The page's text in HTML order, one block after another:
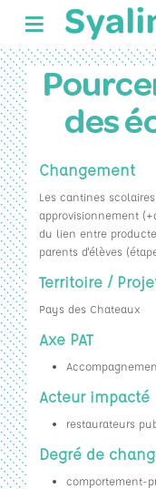
des
Changement
Les cantines
approvisionnement
du lien entre
parents d'élèves
Territoire /
Pays des Chateaux
Axe PAT
Acteur impacté
restaurateurs
Degré de
comportement-